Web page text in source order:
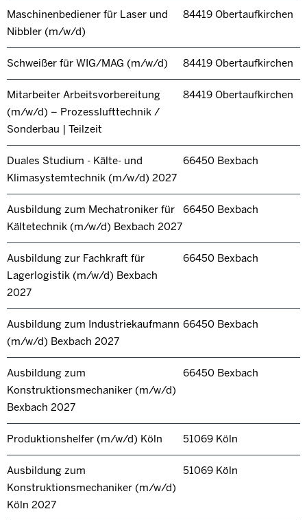
Maschinenbediener für Laser und
Nibbler (m/w/d)
84419 Obertaufkirchen
Schweißer für WIG/MAG (m/w/d) 84419 Obertaufkirchen
Mitarbeiter Arbeitsvorbereitung
(m/w/d) – Prozesslufttechnik /
Sonderbau | Teilzeit
84419 Obertaufkirchen
Duales Studium - Kälte- und
Klimasystemtechnik (m/w/d) 2027
66450 Bexbach
Ausbildung zum Mechatroniker für
Kältetechnik (m/w/d) Bexbach 2027
66450 Bexbach
Ausbildung zur Fachkraft für
Lagerlogistik (m/w/d) Bexbach
2027
66450 Bexbach
Ausbildung zum Industriekaufmann
(m/w/d) Bexbach 2027
66450 Bexbach
Ausbildung zum
Konstruktionsmechaniker (m/w/d)
Bexbach 2027
66450 Bexbach
Produktionshelfer (m/w/d) Köln 51069 Köln
Ausbildung zum
Konstruktionsmechaniker (m/w/d)
Köln 2027
51069 Köln